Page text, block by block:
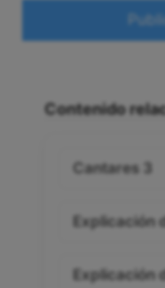
Contenido
Cantares 3
Explicación
Explicación